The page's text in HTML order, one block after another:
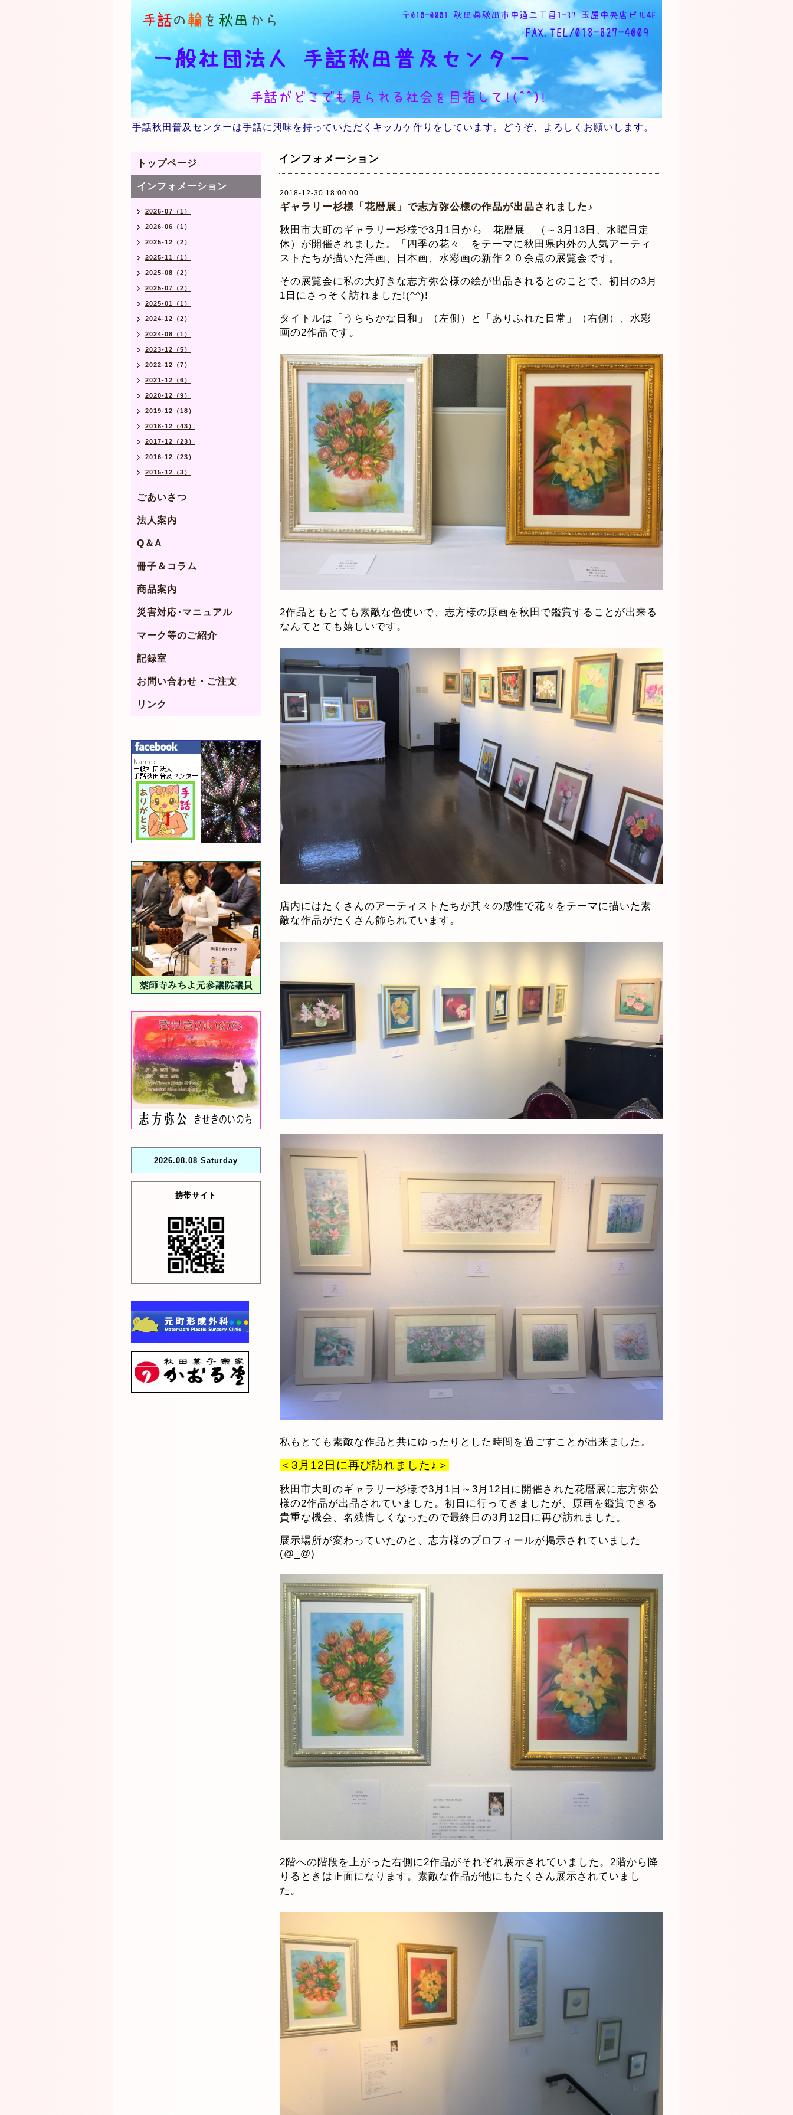
手話秋田普及センターは手話に興味を持っていただくキッカケ作りをしています。どうぞ、よろしくお願いします。
インフォメーション
2018-12-30 18:00:00
ギャラリー杉様「花暦展」で志方弥公様の作品が出品されました♪
秋田市大町のギャラリー杉様で3月1日から「花暦展」（～3月13日、水曜日定
休）が開催されました。「四季の花々」をテーマに秋田県内外の人気アーティ
ストたちが描いた洋画、日本画、水彩画の新作２０余点の展覧会です。
その展覧会に私の大好きな志方弥公様の絵が出品されるとのことで、初日の3月
1日にさっそく訪れました!(^^)!
タイトルは「うららかな日和」（左側）と「ありふれた日常」（右側）、水彩
画の2作品です。
2作品ともとても素敵な色使いで、志方様の原画を秋田で鑑賞することが出来る
なんてとても嬉しいです。
店内にはたくさんのアーティストたちが其々の感性で花々をテーマに描いた素
敵な作品がたくさん飾られています。
私もとても素敵な作品と共にゆったりとした時間を過ごすことが出来ました。
＜3月12日に再び訪れました♪＞
秋田市大町のギャラリー杉様で3月1日～3月12日に開催された花暦展に志方弥公
様の2作品が出品されていました。初日に行ってきましたが、原画を鑑賞できる
貴重な機会、名残惜しくなったので最終日の3月12日に再び訪れました。
展示場所が変わっていたのと、志方様のプロフィールが掲示されていました
(@_@)
2階への階段を上がった右側に2作品がそれぞれ展示されていました。2階から降
りるときは正面になります。素敵な作品が他にもたくさん展示されていまし
た。
トップページ
インフォメーション
2026-07（1）
2026-06（1）
2025-12（2）
2025-11（1）
2025-08（2）
2025-07（2）
2025-01（1）
2024-12（2）
2024-08（1）
2023-12（5）
2022-12（7）
2021-12（6）
2020-12（9）
2019-12（18）
2018-12（43）
2017-12（23）
2016-12（23）
2015-12（3）
ごあいさつ
法人案内
Q＆A
冊子＆コラム
商品案内
災害対応･マニュアル
マーク等のご紹介
記録室
お問い合わせ・ご注文
リンク
2026.08.08 Saturday
携帯サイト